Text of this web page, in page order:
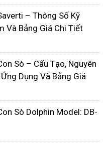
một luồng khí được
qua các lỗ hình
thể được hướng tới
thống trong ứng
diễn ra theo chu kỳ
Điều này tạo ra
– Thông Số Kỹ
Và Bảng Giá Chi Tiết
Sò – Cấu Tạo, Nguyên
Dụng Và Bảng Giá
Sò Dolphin Model: DB-